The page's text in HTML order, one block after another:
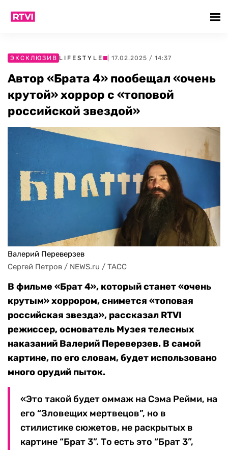
ЭКСКЛЮЗИВ LIFESTYLE | 17.02.2025 / 14:37
Автор «Брата 4» пообещал «очень
крутой» хоррор с «топовой
российской звездой»
Валерий Переверзев
Сергей Петров / NEWS.ru / TACC
В фильме «Брат 4», который станет «очень
крутым» хоррором, снимется «топовая
российская звезда», рассказал RTVI
режиссер, основатель Музея телесных
наказаний Валерий Переверзев. В самой
картине, по его словам, будет использовано
много орудий пыток.
«Это такой будет оммаж на Сэма Рейми, на
его “Зловещих мертвецов”, но в
стилистике сюжетов, не раскрытых в
картине “Брат 3”. То есть это “Брат 3”,